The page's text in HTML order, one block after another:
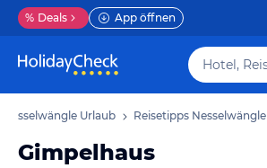
% Deals App öffnen
Nesselwängle Urlaub Reisetipps Nesselwängle
Gimpelhaus